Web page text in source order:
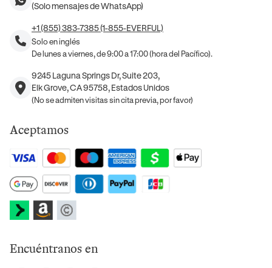
(Solo mensajes de WhatsApp)
+1 (855) 383-7385 (1-855-EVERFUL)
Solo en inglés
De lunes a viernes, de 9:00 a 17:00 (hora del Pacífico).
9245 Laguna Springs Dr, Suite 203,
Elk Grove, CA 95758, Estados Unidos
(No se admiten visitas sin cita previa, por favor)
Aceptamos
Encuéntranos en